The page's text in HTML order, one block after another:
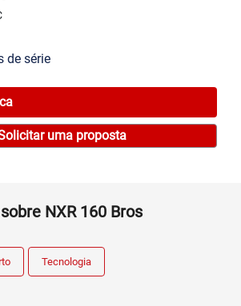
de série
uma proposta
NXR 160 Bros
Tecnologia